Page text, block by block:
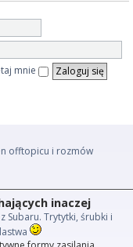
mnie
offtopicu i rozmów
inaczej
Subaru. Trytytki, śrubki i